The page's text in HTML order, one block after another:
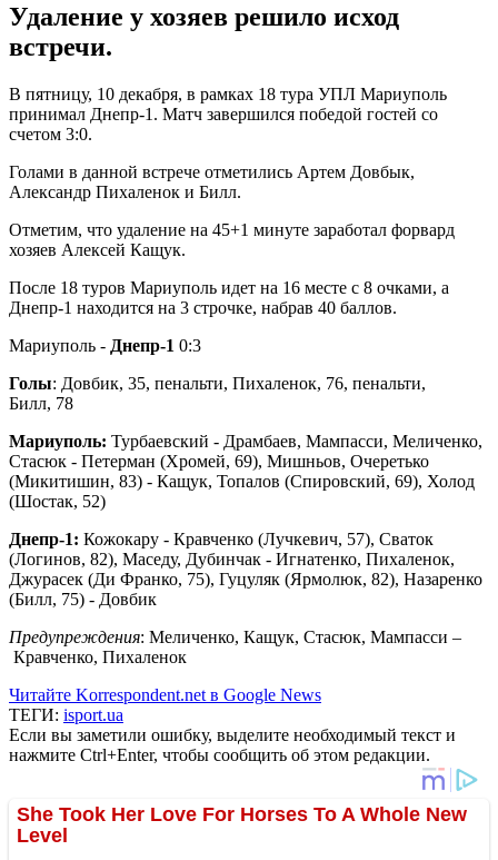
Удаление у хозяев решило исход
встречи.
В пятницу, 10 декабря, в рамках 18 тура УПЛ Мариуполь
принимал Днепр-1. Матч завершился победой гостей со
счетом 3:0.
Голами в данной встрече отметились Артем Довбык,
Александр Пихаленок и Билл.
Отметим, что удаление на 45+1 минуте заработал форвард
хозяев Алексей Кащук.
После 18 туров Мариуполь идет на 16 месте с 8 очками, а
Днепр-1 находится на 3 строчке, набрав 40 баллов.
Мариуполь - Днепр-1 0:3
Голы: Довбик, 35, пенальти, Пихаленок, 76, пенальти,
Билл, 78
Мариуполь: Турбаевский - Драмбаев, Мампасси, Меличенко,
Стасюк - Петерман (Хромей, 69), Мишньов, Очеретько
(Микитишин, 83) - Кащук, Топалов (Спировский, 69), Холод
(Шостак, 52)
Днепр-1: Кожокару - Кравченко (Лучкевич, 57), Сваток
(Логинов, 82), Маседу, Дубинчак - Игнатенко, Пихаленок,
Джурасек (Ди Франко, 75), Гуцуляк (Ярмолюк, 82), Назаренко
(Билл, 75) - Довбик
Предупреждения: Меличенко, Кащук, Стасюк, Мампасси –
Кравченко, Пихаленок
Читайте Korrespondent.net в Google News
ТЕГИ: isport.ua
Если вы заметили ошибку, выделите необходимый текст и
нажмите Ctrl+Enter, чтобы сообщить об этом редакции.